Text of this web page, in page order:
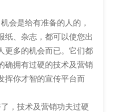
是给有准备的人的，
纸、杂志，都可以使您出
更多的机会而已。它们都
确拥有过硬的技术及营销
挥你才智的宣传平台而
技术及营销功夫过硬